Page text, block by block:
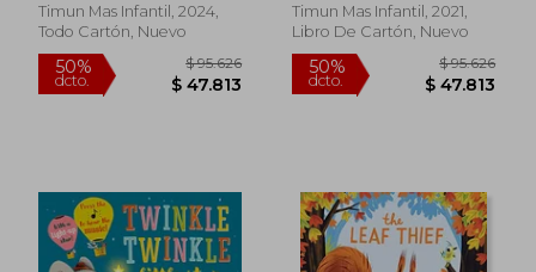
Timun Mas Infantil, 2024,
Todo Cartón, Nuevo
Timun Mas Infantil, 2021,
Libro De Cartón, Nuevo